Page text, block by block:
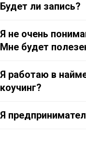
Будет ли запись?
Я не очень
Мне будет
Я работаю в
коучинг?
Я